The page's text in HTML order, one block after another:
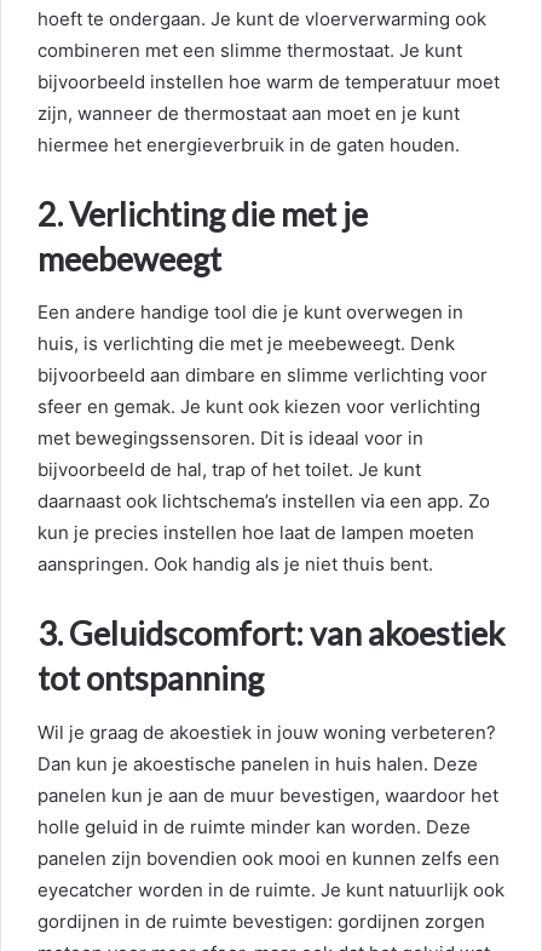
hoeft te ondergaan. Je kunt de vloerverwarming ook
combineren met een slimme thermostaat. Je kunt
bijvoorbeeld instellen hoe warm de temperatuur moet
zijn, wanneer de thermostaat aan moet en je kunt
hiermee het energieverbruik in de gaten houden.
2. Verlichting die met je
meebeweegt
Een andere handige tool die je kunt overwegen in
huis, is verlichting die met je meebeweegt. Denk
bijvoorbeeld aan dimbare en slimme verlichting voor
sfeer en gemak. Je kunt ook kiezen voor verlichting
met bewegingssensoren. Dit is ideaal voor in
bijvoorbeeld de hal, trap of het toilet. Je kunt
daarnaast ook lichtschema’s instellen via een app. Zo
kun je precies instellen hoe laat de lampen moeten
aanspringen. Ook handig als je niet thuis bent.
3. Geluidscomfort: van akoestiek
tot ontspanning
Wil je graag de akoestiek in jouw woning verbeteren?
Dan kun je akoestische panelen in huis halen. Deze
panelen kun je aan de muur bevestigen, waardoor het
holle geluid in de ruimte minder kan worden. Deze
panelen zijn bovendien ook mooi en kunnen zelfs een
eyecatcher worden in de ruimte. Je kunt natuurlijk ook
gordijnen in de ruimte bevestigen: gordijnen zorgen